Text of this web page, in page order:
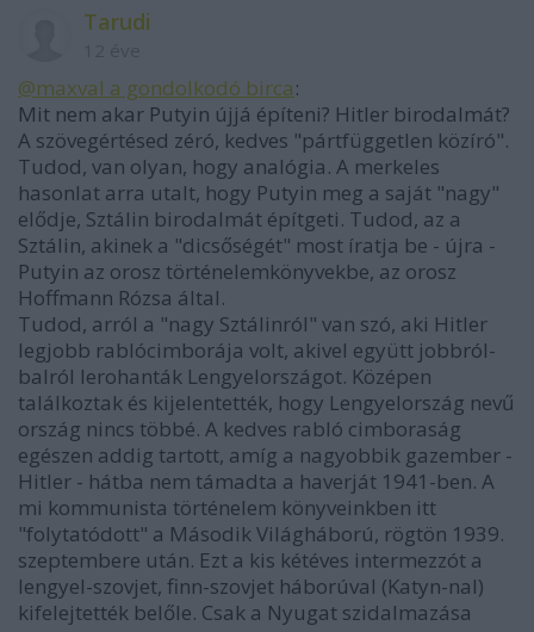
Tarudi
@maxval a gondolkodó birca:
Mit nem akar Putyin újjá építeni? Hitler birodalmát?
A szövegértésed zéró, kedves "pártfüggetlen közíró".
Tudod, van olyan, hogy analógia. A merkeles
hasonlat arra utalt, hogy Putyin meg a saját "nagy"
elődje, Sztálin birodalmát építgeti. Tudod, az a
Sztálin, akinek a "dicsőségét" most íratja be - újra -
Putyin az orosz történelemkönyvekbe, az orosz
Hoffmann Rózsa által.
Tudod, arról a "nagy Sztálinról" van szó, aki Hitler
legjobb rablócimborája volt, akivel együtt jobbról-
balról lerohanták Lengyelországot. Középen
találkoztak és kijelentették, hogy Lengyelország nevű
ország nincs többé. A kedves rabló cimboraság
egészen addig tartott, amíg a nagyobbik gazember -
Hitler - hátba nem támadta a haverját 1941-ben. A
mi kommunista történelem könyveinkben itt
"folytatódott" a Második Világháború, rögtön 1939.
szeptembere után. Ezt a kis kétéves intermezzót a
lengyel-szovjet, finn-szovjet háborúval (Katyn-nal)
kifelejtették belőle. Csak a Nyugat szidalmazása